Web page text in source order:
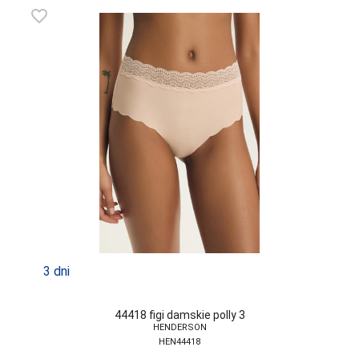
ATTRACTIVE
AURELLIE
BABELL
BABELLA
BAS BLEU
BE SNAZZY
BELLA SECRET
C3-SABANA
favorite_border
3 dni
44418 figi damskie polly 3
HENDERSON
HEN44418